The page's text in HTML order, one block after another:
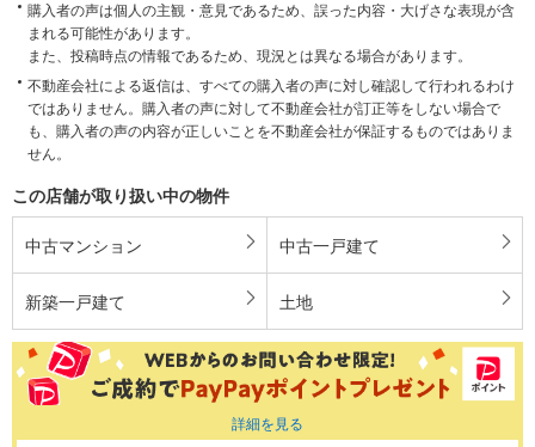
購入者の声は個人の主観・意見であるため、誤った内容・大げさな表現が含
まれる可能性があります。
また、投稿時点の情報であるため、現況とは異なる場合があります。
不動産会社による返信は、すべての購入者の声に対し確認して行われるわけ
ではありません。購入者の声に対して不動産会社が訂正等をしない場合で
も、購入者の声の内容が正しいことを不動産会社が保証するものではありま
せん。
この店舗が取り扱い中の物件
中古マンション 中古一戸建て
新築一戸建て 土地
詳細を見る